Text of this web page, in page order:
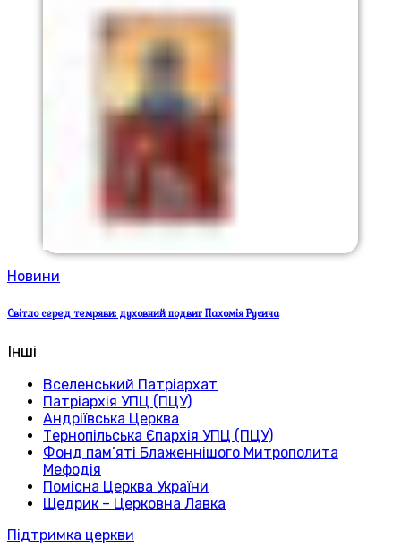
Новини
Світло серед темряви: духовний подвиг Пахомія Русича
Інші
Вселенський Патріархат
Патріархія УПЦ (ПЦУ)
Андріївська Церква
Тернопільська Єпархія УПЦ (ПЦУ)
Фонд пам’яті Блаженнішого Митрополита
Мефодія
Помісна Церква України
Щедрик – Церковна Лавка
Підтримка церкви